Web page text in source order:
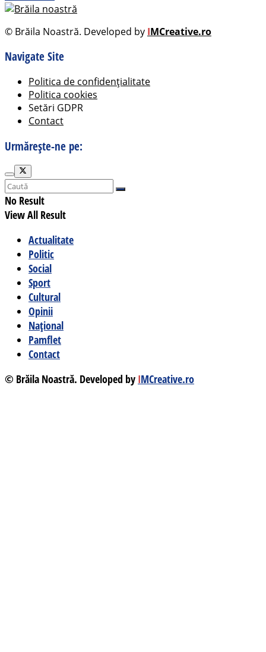
© Brăila Noastră. Developed by IMCreative.ro
Navigate Site
Politica de confidențialitate
Politica cookies
Setări GDPR
Contact
Urmărește-ne pe:
No Result
View All Result
Actualitate
Politic
Social
Sport
Cultural
Opinii
Național
Pamflet
Contact
© Brăila Noastră. Developed by IMCreative.ro